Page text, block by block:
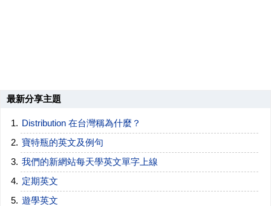
最新分享主題
Distribution 在台灣稱為什麼？
寶特瓶的英文及例句
我們的新網站每天學英文單字上線
定期英文
遊學英文